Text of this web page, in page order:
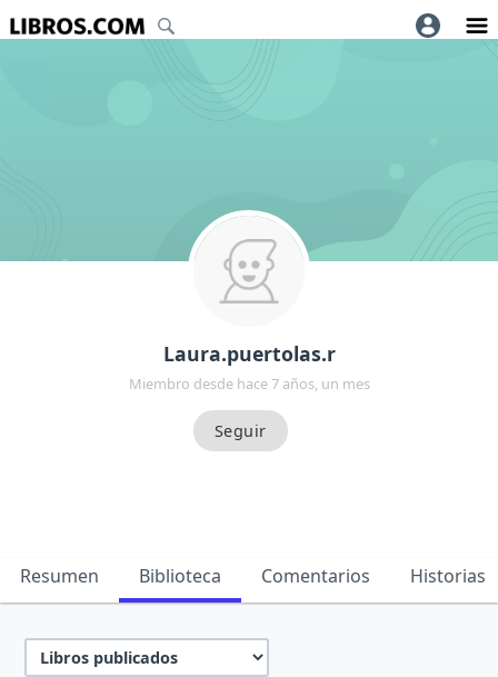
Laura.puertolas.r
Miembro desde hace 7 años, un mes
Resumen Biblioteca Comentarios Historias